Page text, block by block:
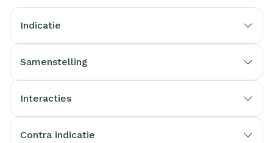
Indicatie
Samenstelling
Interacties
Contra indicatie